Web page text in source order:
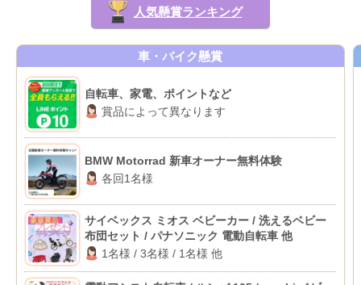
人気懸賞ランキング
車・バイク懸賞
自転車、家電、ポイントなど
賞品によって異なります
BMW Motorrad 新車オーナー無料体験
各回1名様
サイベックス ミオス ベビーカー / 洗えるベビー
布団セット / パナソニック 電動自転車 他
1名様 / 3名様 / 1名様 他